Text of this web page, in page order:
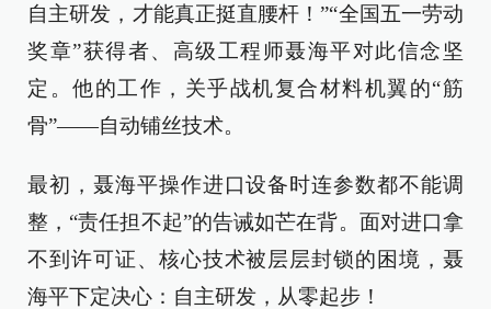
自主研发，才能真正挺直腰杆！”“全国五一劳动
奖章”获得者、高级工程师聂海平对此信念坚
定。他的工作，关乎战机复合材料机翼的“筋
骨”——自动铺丝技术。
最初，聂海平操作进口设备时连参数都不能调
整，“责任担不起”的告诫如芒在背。面对进口拿
不到许可证、核心技术被层层封锁的困境，聂
海平下定决心：自主研发，从零起步！